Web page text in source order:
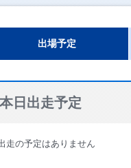
出場予定
本日出走予定
走の予定はありません